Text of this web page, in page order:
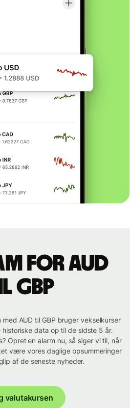
for AUD
GBP
AUD til GBP bruger vekselkurser
data op til de sidste 5 år.
Opret en alarm nu, så siger vi til, når
være vores daglige opsummeringer
af de seneste nyheder.
valutakursen